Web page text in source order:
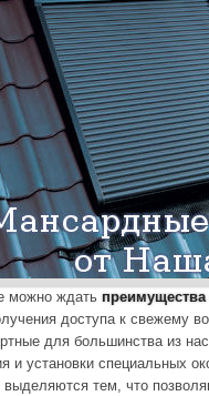
можно ждать преимущества
доступа к свежему
для большинства из
и установки специальных
выделяются тем, что